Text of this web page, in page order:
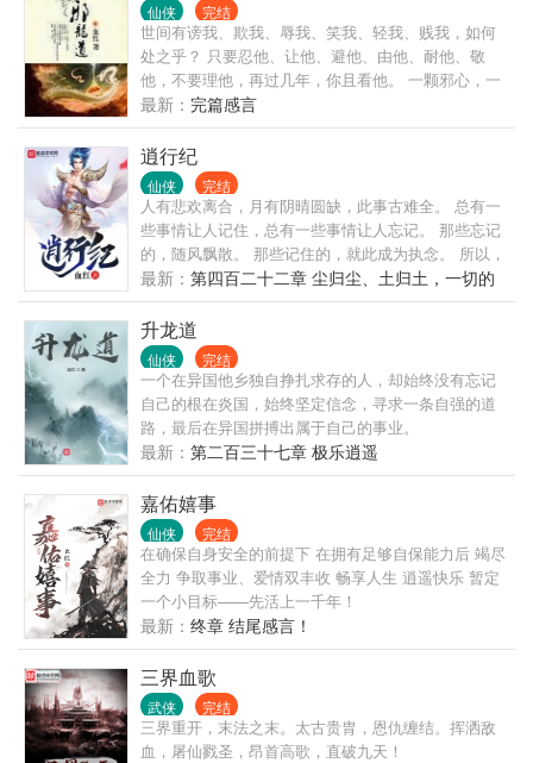
仙侠 完结
世间有谤我、欺我、辱我、笑我、轻我、贱我，如何
处之乎？ 只要忍他、让他、避他、由他、耐他、敬
他，不要理他，再过几年，你且看他。 一颗邪心，一
双血手，你若谓我邪，我只云你痴 破开尘障，扫清雾
霭，得一身逍遥，换一世清净 三千世界，万丈红尘，
奋邪龙之力，跳出这藩篱 恩恩怨怨，缠缠痴痴，行当
头棒喝，震碎这牵扯 吾之一世，吾这一生，吾所行所
为，只求‘直指本心’而已
最新： 完篇感言
逍行纪
仙侠 完结
人有悲欢离合，月有阴晴圆缺，此事古难全。 总有一
些事情让人记住，总有一些事情让人忘记。 那些忘记
的，随风飘散。 那些记住的，就此成为执念。 所以，
哪怕在佛前叩首万年，所求无非是‘相见’。
新书已出，书名，。大家用链接可以进去。
最新： 第四百二十二章 尘归尘、土归土，一切的
终结（大结局）
升龙道
仙侠 完结
一个在异国他乡独自挣扎求存的人，却始终没有忘记
自己的根在炎国，始终坚定信念，寻求一条自强的道
路，最后在异国拼搏出属于自己的事业。
最新： 第二百三十七章 极乐逍遥
嘉佑嬉事
仙侠 完结
在确保自身安全的前提下 在拥有足够自保能力后 竭尽
全力 争取事业、爱情双丰收 畅享人生 逍遥快乐 暂定
一个小目标——先活上一千年！
最新： 终章 结尾感言！
三界血歌
武侠 完结
三界重开，末法之末。太古贵胄，恩仇缠结。挥洒敌
血，屠仙戮圣，昂首高歌，直破九天！